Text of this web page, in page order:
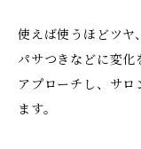
使えば使うほどツヤ
パサつきなどに変化
アプローチし、サ
ます。